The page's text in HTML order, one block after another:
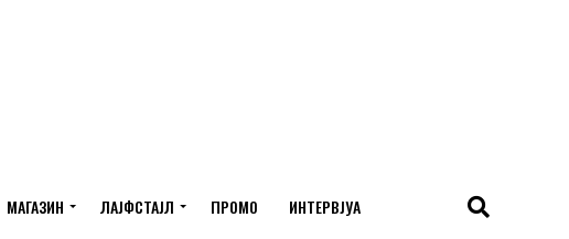
МАГАЗИН ЛАЈФСТАЈЛ ПРОМО ИНТЕРВЈУА